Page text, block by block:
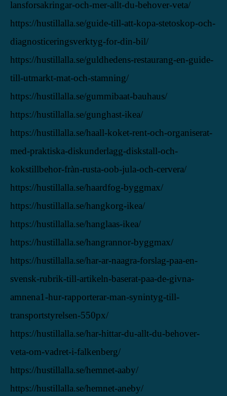
lansforsakringar-och-mer-allt-du-behover-veta/
https://hustillalla.se/guide-till-att-kopa-stetoskop-och-
diagnosticeringsverktyg-for-din-bil/
https://hustillalla.se/guldhedens-restaurang-en-guide-
till-utmarkt-mat-och-stamning/
https://hustillalla.se/gummibaat-bauhaus/
https://hustillalla.se/gunghast-ikea/
https://hustillalla.se/haall-koket-rent-och-organiserat-
med-praktiska-diskunderlagg-diskstall-och-
kokstillbehor-fràn-rusta-oob-jula-och-cervera/
https://hustillalla.se/haardfog-byggmax/
https://hustillalla.se/hangkorg-ikea/
https://hustillalla.se/hanglaas-ikea/
https://hustillalla.se/hangrannor-byggmax/
https://hustillalla.se/har-ar-naagra-forslag-paa-en-
svensk-rubrik-till-artikeln-baserat-paa-de-givna-
amnena1-hur-rapporterar-man-synintyg-till-
transportstyrelsen-550px/
https://hustillalla.se/har-hittar-du-allt-du-behover-
veta-om-vadret-i-falkenberg/
https://hustillalla.se/hemnet-aaby/
https://hustillalla.se/hemnet-aneby/